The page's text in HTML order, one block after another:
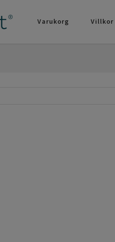
Varukorg Villkor